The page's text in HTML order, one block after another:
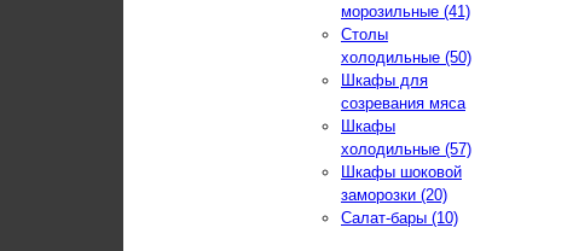
морозильные (41)
Столы
холодильные (50)
Шкафы для
созревания мяса
Шкафы
холодильные (57)
Шкафы шоковой
заморозки (20)
Салат-бары (10)